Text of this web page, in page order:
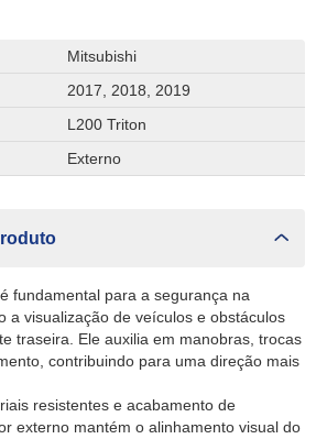
Mitsubishi
2017, 2018, 2019
L200 Triton
Externo
fundamental para a segurança na
a visualização de veículos e obstáculos
traseira. Ele auxilia em manobras, trocas
contribuindo para uma direção mais
resistentes e acabamento de
externo mantém o alinhamento visual do